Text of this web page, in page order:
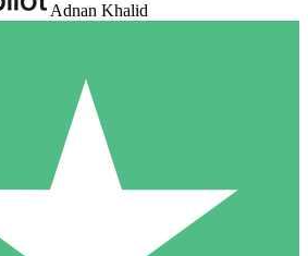
Adnan Khalid